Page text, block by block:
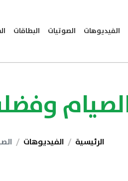
الفيديوهات الصوتيات البطاقات
الرئيسية الفيديوهات